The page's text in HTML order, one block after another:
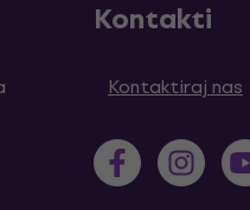
Kontakti
Kontaktiraj nas